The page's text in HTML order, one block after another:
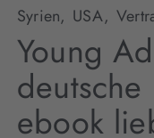
Syrien, USA,
Young
deutsche
ebook